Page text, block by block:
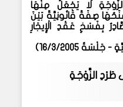
لَا يَجْعَلُ مِنْهَا
صِفَةً قَانُونِيَّةً بَيْنَ
بِفَسْخِ عَقْدِ الْإِيجَارِ
(
طَرْدِ الزَّوْجَةِ